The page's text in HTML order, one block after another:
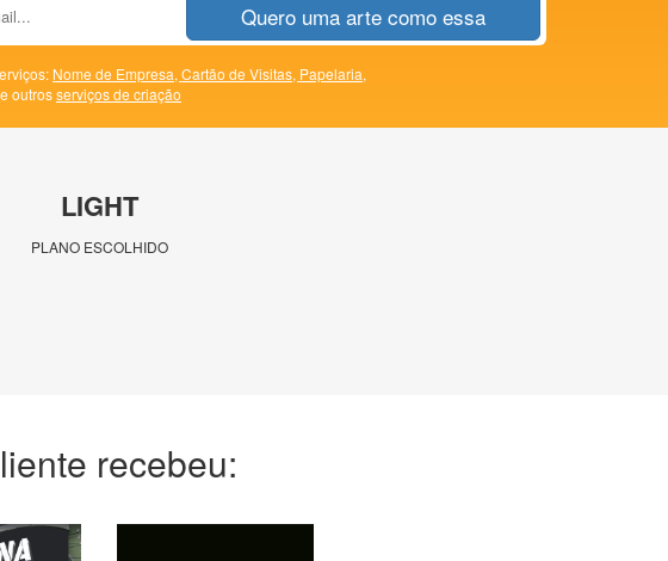
Quero uma arte como essa
Nome de Empresa, Cartão de Visitas, Papelaria,
e outrosserviços de criação
LIGHT
PLANO ESCOLHIDO
recebeu: